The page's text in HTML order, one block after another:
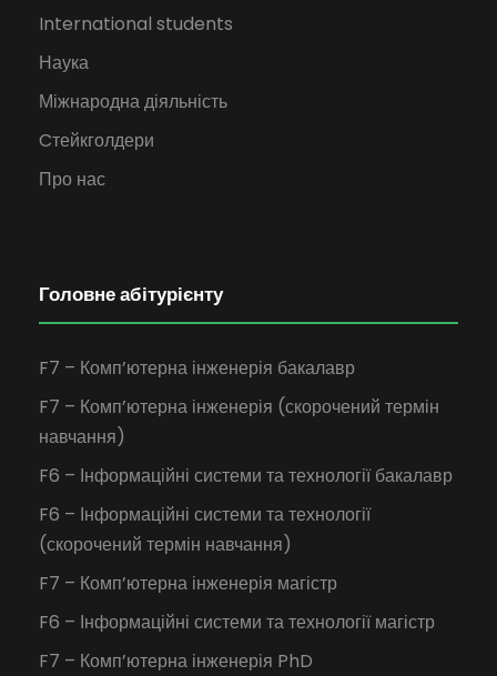
International students
Наука
Міжнародна діяльність
Cтейкголдери
Про нас
Головне абітурієнту
F7 – Комп’ютерна інженерія бакалавр
F7 – Комп’ютерна інженерія (скорочений термін
навчання)
F6 – Інформаційні системи та технології бакалавр
F6 – Інформаційні системи та технології
(скорочений термін навчання)
F7 – Комп’ютерна інженерія магістр
F6 – Інформаційні системи та технології магістр
F7 – Комп’ютерна інженерія PhD